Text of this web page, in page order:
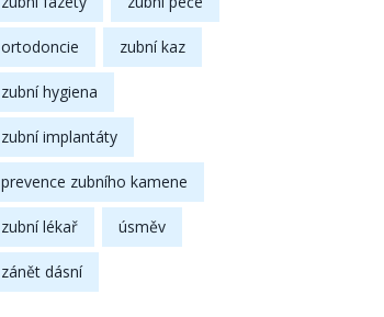
ortodoncie zubní kaz
zubní hygiena
zubní implantáty
prevence zubního kamene
zubní lékař úsměv
zánět dásní